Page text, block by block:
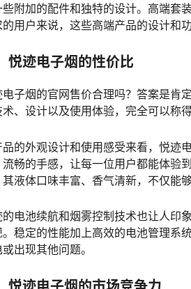
些附加的配件和独特的设计。高端套
的用户来说，这些高端产品的设计和
悦迹电子烟的性价比
电子烟的官网售价合理吗？答案是肯
术、设计以及使用体验，完全可以称
品的外观设计和使用感受来看，悦迹
流畅的手感，让每一位用户都能体验
液体口味丰富、香气清新，不仅能
的电池续航和烟雾控制技术也让人印
。稳定的性能加上高效的电池管理系
出现其他问题。